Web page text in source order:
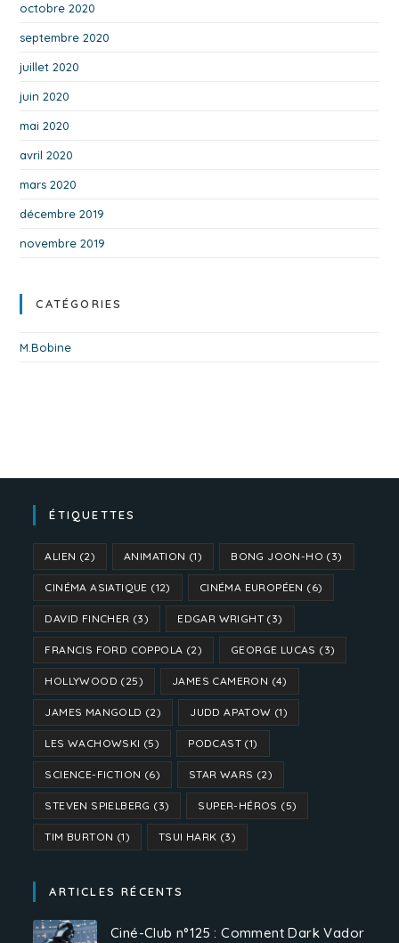
octobre 2020
septembre 2020
juillet 2020
juin 2020
mai 2020
avril 2020
mars 2020
décembre 2019
novembre 2019
CATÉGORIES
M.Bobine
ÉTIQUETTES
ALIEN (2) ANIMATION (1) BONG JOON-HO (3)
CINÉMA ASIATIQUE (12) CINÉMA EUROPÉEN (6)
DAVID FINCHER (3) EDGAR WRIGHT (3)
FRANCIS FORD COPPOLA (2) GEORGE LUCAS (3)
HOLLYWOOD (25) JAMES CAMERON (4)
JAMES MANGOLD (2) JUDD APATOW (1)
LES WACHOWSKI (5) PODCAST (1)
SCIENCE-FICTION (6) STAR WARS (2)
STEVEN SPIELBERG (3) SUPER-HÉROS (5)
TIM BURTON (1) TSUI HARK (3)
ARTICLES RÉCENTS
Ciné-Club n°125 : Comment Dark Vador